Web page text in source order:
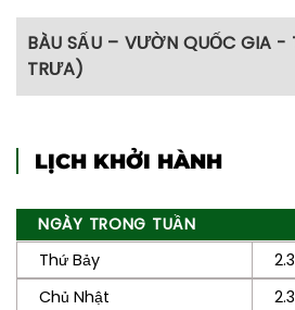
BÀU SẤU – VƯỜN QUỐC GIA -
TRƯA)
Sáng: 06h00 – 06h30:
06h30 – 08h00:Đoàn
check – in Bàu Sấu
LỊCH KHỞI HÀNH
NGÀY TRONG TUẦN
Thứ Bảy
Chủ Nhật